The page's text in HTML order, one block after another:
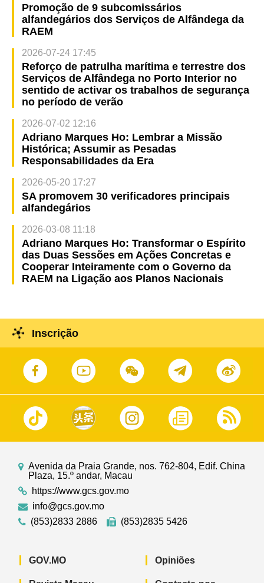
Promoção de 9 subcomissários
alfandegários dos Serviços de Alfândega da
RAEM
2026-07-24 17:45
Reforço de patrulha marítima e terrestre dos
Serviços de Alfândega no Porto Interior no
sentido de activar os trabalhos de segurança
no período de verão
2026-07-02 12:16
Adriano Marques Ho: Lembrar a Missão
Histórica; Assumir as Pesadas
Responsabilidades da Era
2026-05-20 17:27
SA promovem 30 verificadores principais
alfandegários
2026-03-08 11:18
Adriano Marques Ho: Transformar o Espírito
das Duas Sessões em Ações Concretas e
Cooperar Inteiramente com o Governo da
RAEM na Ligação aos Planos Nacionais
Inscrição
Avenida da Praia Grande, nos. 762-804, Edif. China
Plaza, 15.º andar, Macau
https://www.gcs.gov.mo
info@gcs.gov.mo
(853)2833 2886
(853)2835 5426
GOV.MO Opiniões